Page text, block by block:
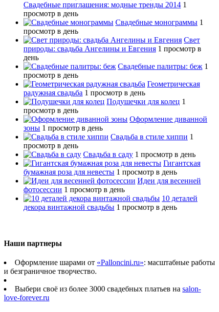
Свадебные приглашения: модные тренды 2014 1
просмотр в день
Свадебные монограммы 1
просмотр в день
Свет
природы: свадьба Ангелины и Евгения 1 просмотр в
день
Свадебные палитры: беж 1
просмотр в день
Геометрическая
радужная свадьба 1 просмотр в день
Подушечки для колец 1
просмотр в день
Оформление диванной
зоны 1 просмотр в день
Свадьба в стиле хиппи 1
просмотр в день
Свадьба в саду 1 просмотр в день
Гигантская
бумажная роза для невесты 1 просмотр в день
Идеи для весенней
фотосессии 1 просмотр в день
10 деталей
декора винтажной свадьбы 1 просмотр в день
Наши партнеры
Оформление шарами от «Palloncini.ru»: масштабные работы
и безграничное творчество.
Выбери своё из более 3000 свадебных платьев на salon-
love-forever.ru